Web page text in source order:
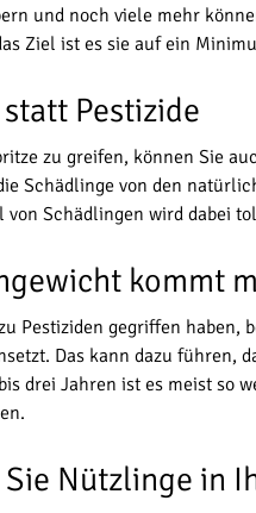
und noch viele mehr
Ziel ist es sie auf ein
Pestizide
zu greifen, können Sie
Schädlinge von den
von Schädlingen wird dabei
kommt
Pestiziden gegriffen
Das kann dazu führen,
drei Jahren ist es meist so
Nützlinge in